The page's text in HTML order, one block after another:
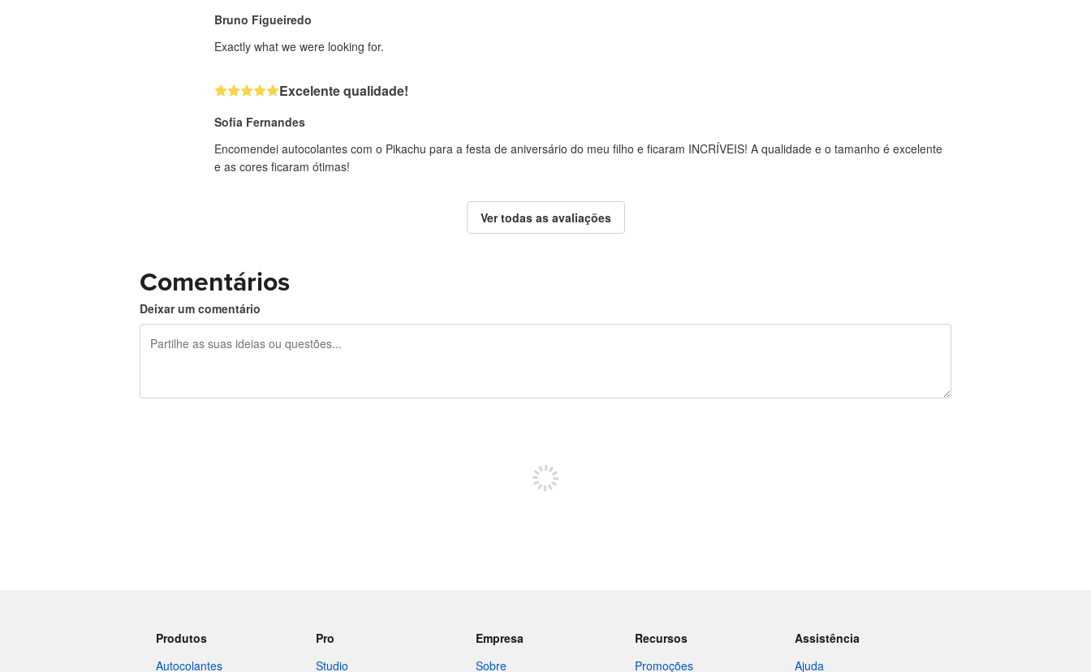
Bruno Figueiredo
Exactly what we were looking for.
Excelente qualidade!
Sofia Fernandes
Encomendei autocolantes com o Pikachu para a festa de aniversário do meu filho e ficaram INCRÍVEIS! A qualidade e o tamanho é excelente
e as cores ficaram ótimas!
Ver todas as avaliações
Comentários
Deixar um comentário
Produtos
Autocolantes
Pro
Studio
Empresa
Sobre
Recursos
Promoções
Assistência
Ajuda